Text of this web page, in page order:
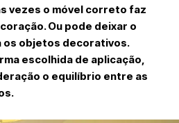
vezes o móvel correto faz
Ou pode deixar o
os objetos decorativos.
escolhida de aplicação,
o equilíbrio entre as